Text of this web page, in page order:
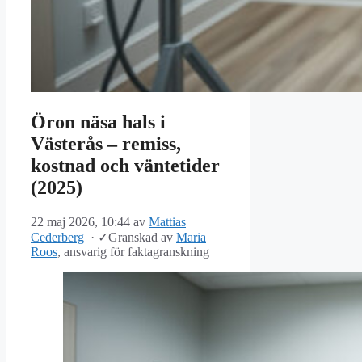
Öron näsa hals i
Västerås – remiss,
kostnad och väntetider
(2025)
22 maj 2026, 10:44 av Mattias
Cederberg · ✓Granskad av Maria
Roos, ansvarig för faktagranskning